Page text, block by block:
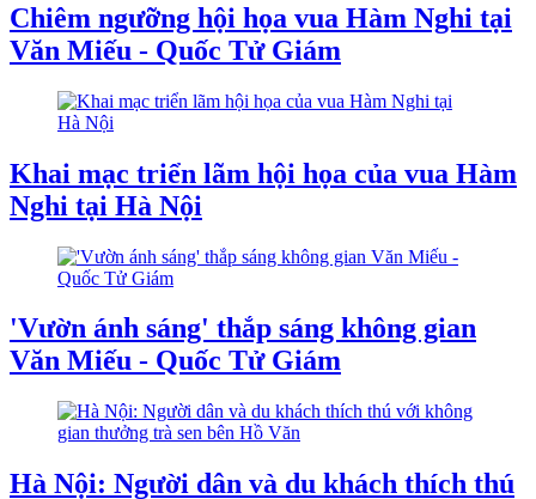
Chiêm ngưỡng hội họa vua Hàm Nghi tại
Văn Miếu - Quốc Tử Giám
Khai mạc triển lãm hội họa của vua Hàm
Nghi tại Hà Nội
'Vườn ánh sáng' thắp sáng không gian
Văn Miếu - Quốc Tử Giám
Hà Nội: Người dân và du khách thích thú